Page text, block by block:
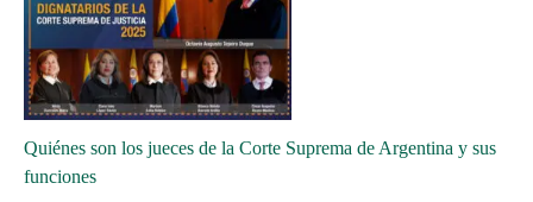
Quiénes son los jueces de la Corte Suprema de Argentina y sus
funciones